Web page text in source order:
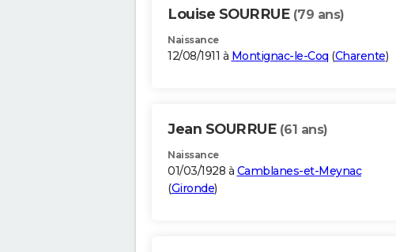
Louise SOURRUE (79 ans)
Naissance
12/08/1911 à Montignac-le-Coq (Charente)
Jean SOURRUE (61 ans)
Naissance
01/03/1928 à Camblanes-et-Meynac
(Gironde)